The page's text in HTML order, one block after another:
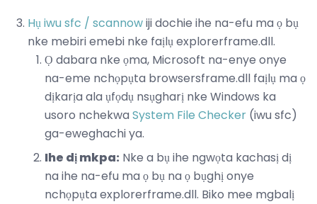
Hụ iwu sfc / scannowiji dochie ihe na-efu ma ọ bụ
nke mebiri emebi nke faịlụ explorerframe.dll.
Ọ dabara nke ọma, Microsoft na-enye onye
na-eme nchọpụta browsersframe.dll faịlụ ma ọ
dịkarịa ala ụfọdụ nsụgharị nke Windows ka
usoro nchekwa System File Checker (iwu sfc)
ga-eweghachi ya.
Ihe dị mkpa: Nke a bụ ihe ngwọta kachasị dị
na ihe na-efu ma ọ bụ na ọ bụghị onye
nchọpụta explorerframe.dll. Biko mee mgbalị